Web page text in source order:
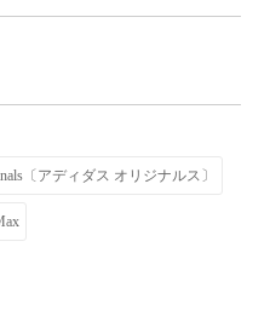
〔アディダス オリジナルス〕